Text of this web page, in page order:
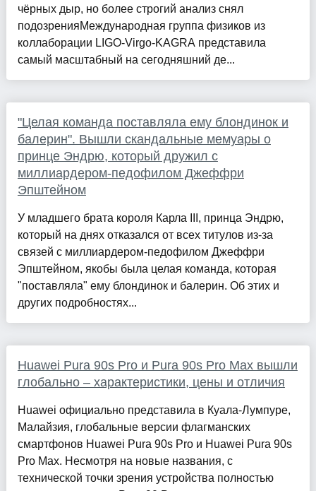
чёрных дыр, но более строгий анализ снял
подозренияМеждународная группа физиков из
коллаборации LIGO-Virgo-KAGRA представила
самый масштабный на сегодняшний де...
"Целая команда поставляла ему блондинок и
балерин". Вышли скандальные мемуары о
принце Эндрю, который дружил с
миллиардером-педофилом Джеффри
Эпштейном
У младшего брата короля Карла III, принца Эндрю,
который на днях отказался от всех титулов из-за
связей с миллиардером-педофилом Джеффри
Эпштейном, якобы была целая команда, которая
"поставляла" ему блондинок и балерин. Об этих и
других подробностях...
Huawei Pura 90s Pro и Pura 90s Pro Max вышли
глобально – характеристики, цены и отличия
Huawei официально представила в Куала-Лумпуре,
Малайзия, глобальные версии флагманских
смартфонов Huawei Pura 90s Pro и Huawei Pura 90s
Pro Max. Несмотря на новые названия, с
технической точки зрения устройства полностью